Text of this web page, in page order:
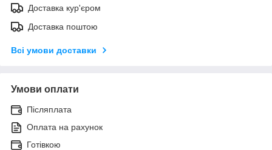
Доставка кур'єром
Доставка поштою
Всі умови доставки
Умови оплати
Післяплата
Оплата на рахунок
Готівкою